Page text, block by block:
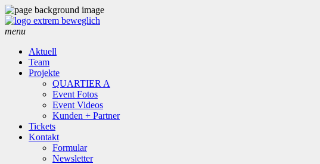
menu
Aktuell
Team
Projekte
QUARTIER A
Event Fotos
Event Videos
Kunden + Partner
Tickets
Kontakt
Formular
Newsletter